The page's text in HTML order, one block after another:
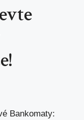
Bankomaty: